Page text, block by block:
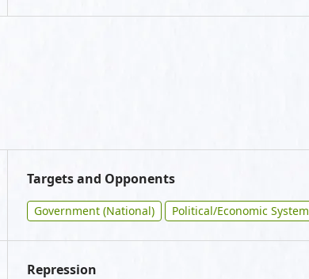
Targets and Opponents
Government (National) Political/Economic System
Repression